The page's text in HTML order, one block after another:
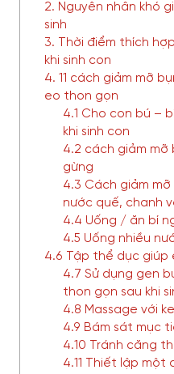
2. Nguyên nhân khó
sinh
3. Thời điểm thích
khi sinh con
4. 11 cách giảm mỡ
eo thon gọn
4.1 Cho con bú –
khi sinh con
4.2 cách giảm mỡ
gừng
4.3 Cách giảm
nước quế, chanh
4.4 Uống / ăn bí
4.5 Uống nhiều
4.6 Tập thể dục giúp
4.7 Sử dụng gen
thon gọn sau khi
4.8 Massage với
4.9 Bám sát mục
4.10 Tránh căng
4.11 Thiết lập một